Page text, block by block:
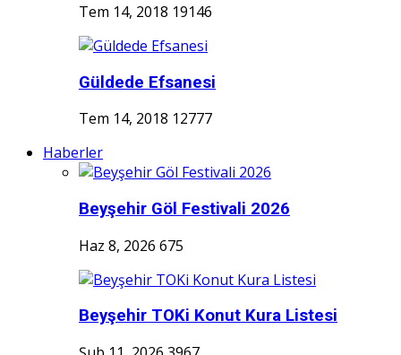
Tem 14, 2018 19146
Güldede Efsanesi
Tem 14, 2018 12777
Haberler
Beyşehir Göl Festivali 2026
Haz 8, 2026 675
Beyşehir TOKi Konut Kura Listesi